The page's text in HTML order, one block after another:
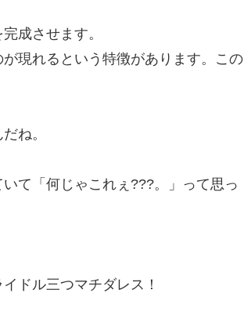
成させます。
現れるという特徴があります。この
ね。
て「何じゃこれぇ???。」って思っ
ドル三つマチダレス！